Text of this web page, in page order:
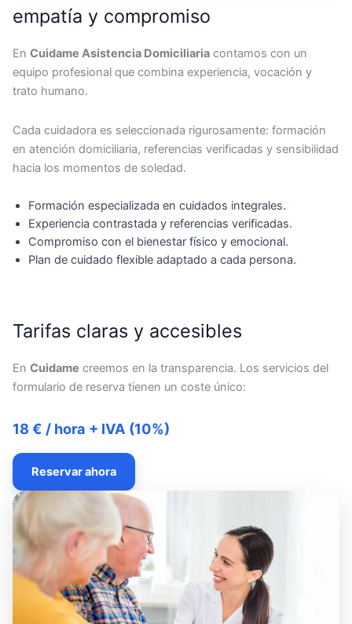
empatía y compromiso
En Cuidame Asistencia Domiciliaria contamos con un
equipo profesional que combina experiencia, vocación y
trato humano.
Cada cuidadora es seleccionada rigurosamente: formación
en atención domiciliaria, referencias verificadas y sensibilidad
hacia los momentos de soledad.
Formación especializada en cuidados integrales.
Experiencia contrastada y referencias verificadas.
Compromiso con el bienestar físico y emocional.
Plan de cuidado flexible adaptado a cada persona.
Tarifas claras y accesibles
En Cuidame creemos en la transparencia. Los servicios del
formulario de reserva tienen un coste único:
18 € / hora + IVA (10%)
Reservar ahora